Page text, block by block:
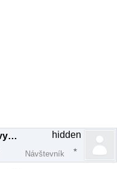
Re: Zatiaľ si vyskúšaj aj iné distrá ... hidden
Návštevník